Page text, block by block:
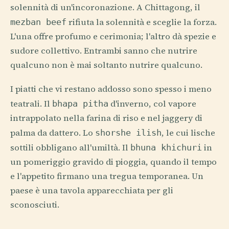
solennità di un'incoronazione. A Chittagong, il
mezban beef rifiuta la solennità e sceglie la forza.
L'una offre profumo e cerimonia; l'altro dà spezie e
sudore collettivo. Entrambi sanno che nutrire
qualcuno non è mai soltanto nutrire qualcuno.
I piatti che vi restano addosso sono spesso i meno
teatrali. Il bhapa pitha d'inverno, col vapore
intrappolato nella farina di riso e nel jaggery di
palma da dattero. Lo shorshe ilish, le cui lische
sottili obbligano all'umiltà. Il bhuna khichuri in
un pomeriggio gravido di pioggia, quando il tempo
e l'appetito firmano una tregua temporanea. Un
paese è una tavola apparecchiata per gli
sconosciuti.